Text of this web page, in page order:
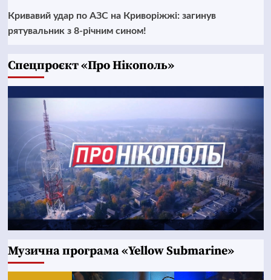
Кривавий удар по АЗС на Криворіжжі: загинув
рятувальник з 8-річним сином!
Cпецпроєкт «Про Нікополь»
Музична програма «Yellow Submarine»